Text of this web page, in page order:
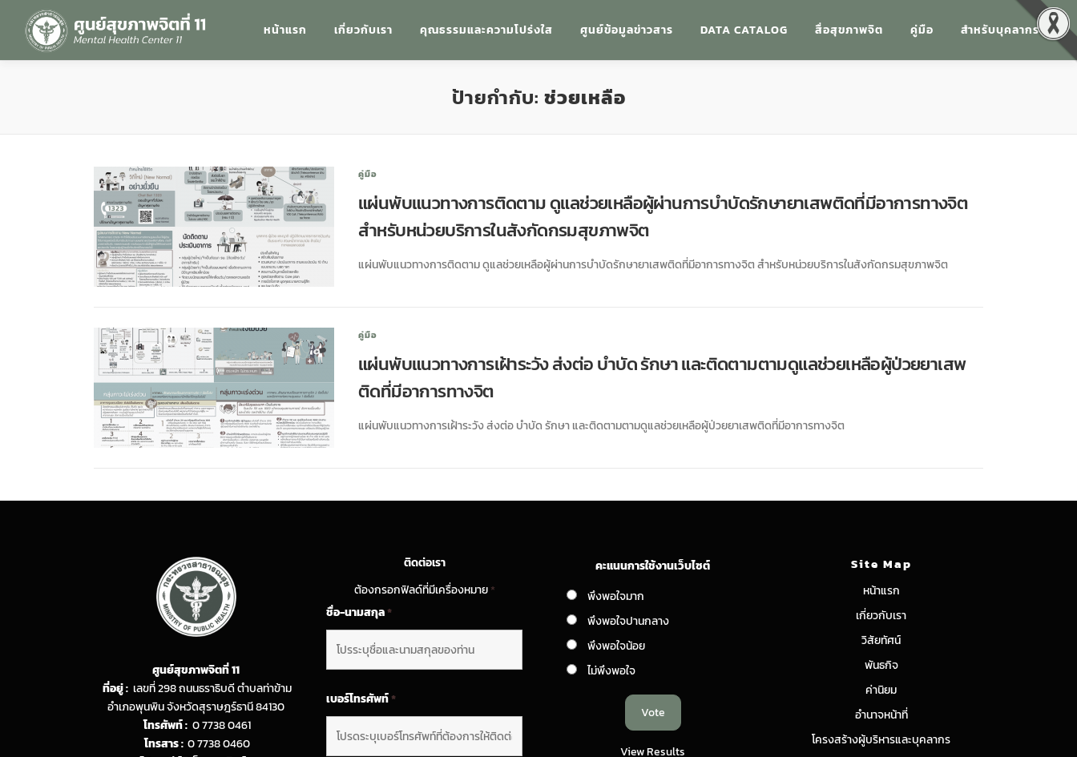
หน้าแรก เกี่ยวกับเรา คุณธรรมและความโปร่งใส ศูนย์ข้อมูลข่าวสาร DATA CATALOG สื่อสุขภาพจิต คู่มือ สำหรับบุคลากร
ป้ายกำกับ: ช่วยเหลือ
คู่มือ
แผ่นพับแนวทางการติดตาม ดูแลช่วยเหลือผู้ผ่านการบำบัดรักษายาเสพติดที่มีอาการทางจิต
สำหรับหน่วยบริการในสังกัดกรมสุขภาพจิต
แผ่นพับแนวทางการติดตาม ดูแลช่วยเหลือผู้ผ่านการบำบัดรักษายาเสพติดที่มีอาการทางจิต สำหรับหน่วยบริการในสังกัดกรมสุขภาพจิต
คู่มือ
แผ่นพับแนวทางการเฝ้าระวัง ส่งต่อ บำบัด รักษา และติดตามตามดูแลช่วยเหลือผู้ป่วยยาเสพ
ติดที่มีอาการทางจิต
แผ่นพับแนวทางการเฝ้าระวัง ส่งต่อ บำบัด รักษา และติดตามตามดูแลช่วยเหลือผู้ป่วยยาเสพติดที่มีอาการทางจิต
ศูนย์สุขภาพจิตที่ 11
ที่อยู่ : เลขที่ 298 ถนนธราธิบดี ตำบลท่าข้าม
อำเภอพุนพิน จังหวัดสุราษฎร์ธานี 84130
โทรศัพท์ : 0 7738 0461
โทรสาร : 0 7738 0460
ติดต่อเรา
ต้องกรอกฟิลด์ที่มีเครื่องหมาย*
ชื่อ-นามสกุล*
เบอร์โทรศัพท์*
คะแนนการใช้งานเว็บไซต์
พึงพอใจมาก
พึงพอใจปานกลาง
พึงพอใจน้อย
ไม่พึงพอใจ
View Results
Site Map
หน้าแรก
เกี่ยวกับเรา
วิสัยทัศน์
พันธกิจ
ค่านิยม
อำนาจหน้าที่
โครงสร้างผู้บริหารและบุคลากร